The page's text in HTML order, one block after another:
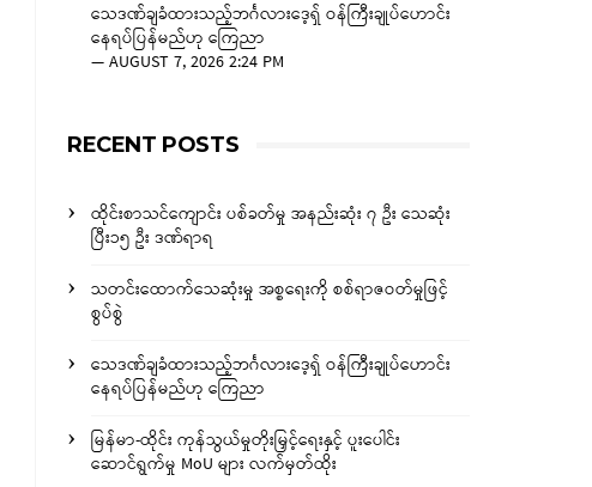
သေဒဏ်ချခံထားသည့်ဘင်္ဂလားဒေ့ရှ် ဝန်ကြီးချုပ်ဟောင်း
နေရပ်ပြန်မည်ဟု ကြေညာ
—AUGUST 7, 2026 2:24 PM
RECENT POSTS
ထိုင်းစာသင်ကျောင်း ပစ်ခတ်မှု အနည်းဆုံး ၇ ဦး သေဆုံး
ပြီး၁၅ ဦး ဒဏ်ရာရ
သတင်းထောက်သေဆုံးမှု အစ္စရေးကို စစ်ရာဇဝတ်မှုဖြင့်
စွပ်စွဲ
သေဒဏ်ချခံထားသည့်ဘင်္ဂလားဒေ့ရှ် ဝန်ကြီးချုပ်ဟောင်း
နေရပ်ပြန်မည်ဟု ကြေညာ
မြန်မာ-ထိုင်း ကုန်သွယ်မှုတိုးမြှင့်ရေးနှင့် ပူးပေါင်း
ဆောင်ရွက်မှု MoU များ လက်မှတ်ထိုး